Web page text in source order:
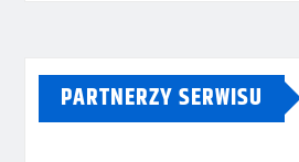
PARTNERZY SERWISU